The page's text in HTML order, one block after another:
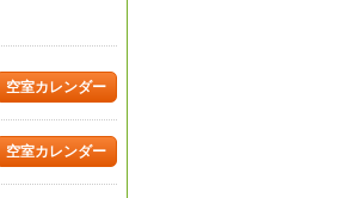
空室カレンダー
空室カレンダー